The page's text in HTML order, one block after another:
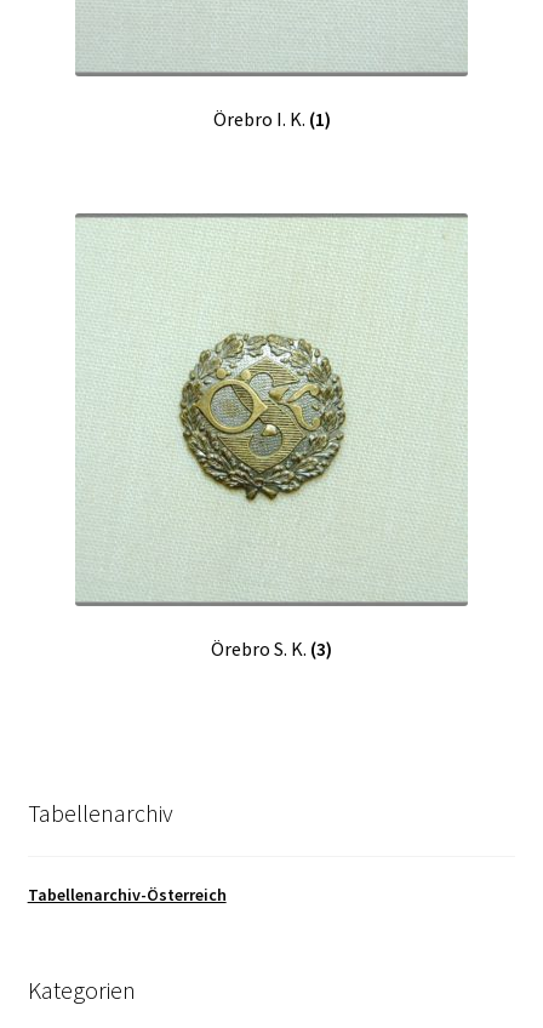
Örebro I. K. (1)
Örebro S. K. (3)
Tabellenarchiv
Tabellenarchiv-Österreich
Kategorien